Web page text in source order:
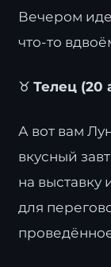
Вечером
что-то
♉ Телец (20
А вот вам
вкусный
на
для